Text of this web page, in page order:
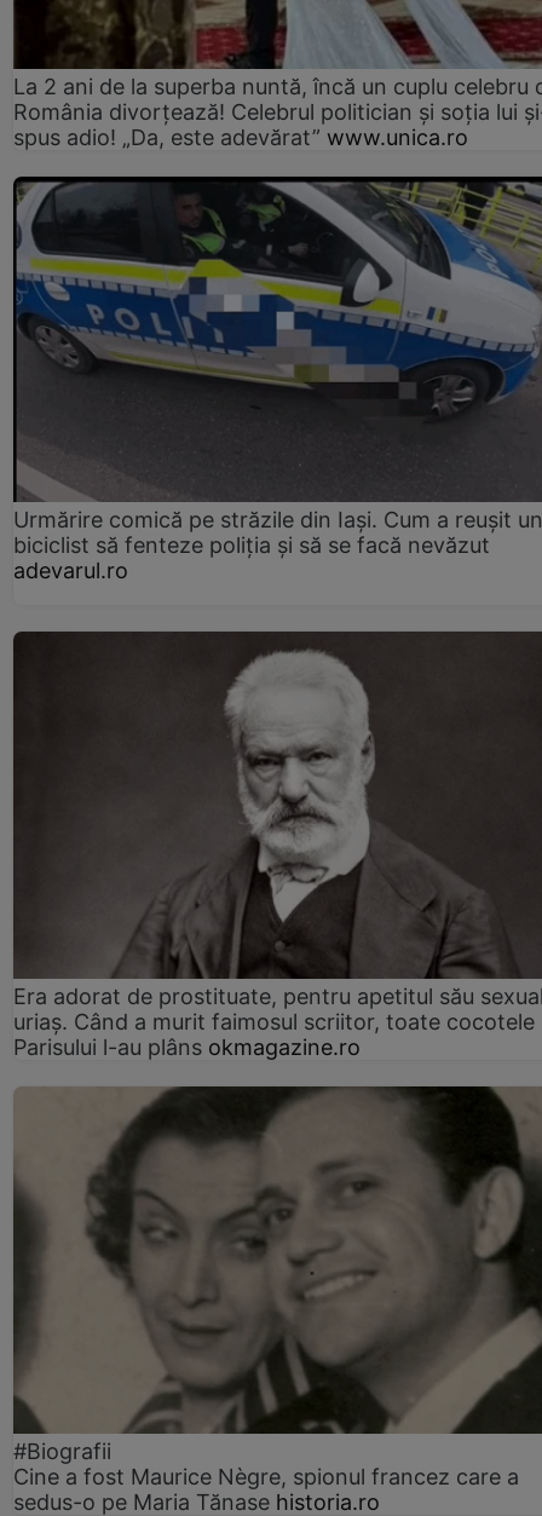
La 2 ani de la superba nuntă, încă un cuplu celebru
România divorțează! Celebrul politician și soția lui
spus adio! „Da, este adevărat” www.unica.ro
Urmărire comică pe străzile din Iași. Cum a reușit un
biciclist să fenteze poliția și să se facă nevăzut
adevarul.ro
Era adorat de prostituate, pentru apetitul său
uriaș. Când a murit faimosul scriitor, toate cocotele
Parisului l-au plâns okmagazine.ro
#Biografii
Cine a fost Maurice Nègre, spionul francez care a
sedus-o pe Maria Tănase historia.ro